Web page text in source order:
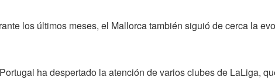
los últimos meses, el Mallorca también siguió de cerca la
ha despertado la atención de varios clubes de LaLiga,